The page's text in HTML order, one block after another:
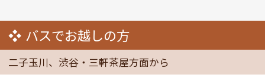
バスでお越しの方
二子玉川、渋谷・三軒茶屋方面から